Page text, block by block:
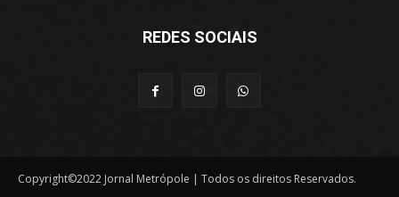
REDES SOCIAIS
Copyright©2022 Jornal Metrópole | Todos os direitos Reservados.